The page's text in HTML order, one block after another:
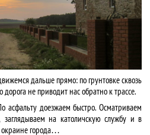
дальше прямо: по грунтовке сквозь
не приводит нас обратно к трассе.
доезжаем быстро. Осматриваем
заглядываем на католичскую службу и в
окраине города…